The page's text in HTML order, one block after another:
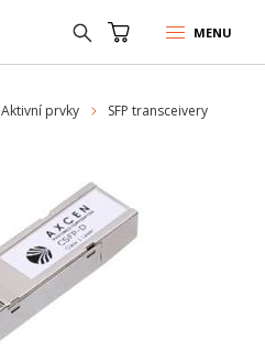
MENU
Aktivní prvky
SFP transceivery